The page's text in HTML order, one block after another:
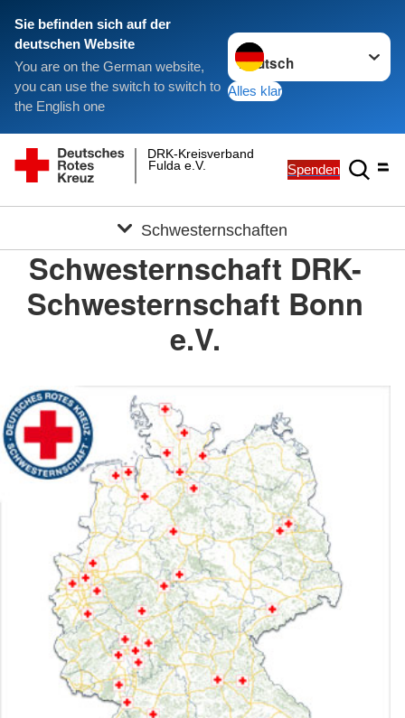
Sie befinden sich auf der
deutschen Website
You are on the German website,
you can use the switch to switch to
the English one
Sprache wechseln zu
Alles klar
Fulda e.V.
DRK-Kreisverband
Spenden
Schwesternschaften
Schwesternschaft DRK-
Schwesternschaft Bonn
e.V.